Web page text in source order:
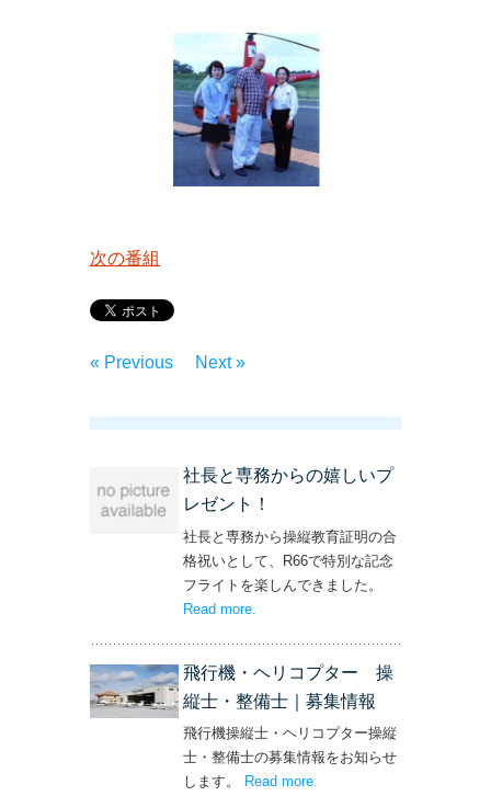
次の番組
« Previous Next »
社長と専務からの嬉しいプ
レゼント！
社長と専務から操縦教育証明の合
格祝いとして、R66で特別な記念
フライトを楽しんできました。
Read more
飛行機・ヘリコプター 操
縦士・整備士｜募集情報
飛行機操縦士・ヘリコプター操縦
士・整備士の募集情報をお知らせ
します。
Read more– ‘飛行機・ヘリコプター
.